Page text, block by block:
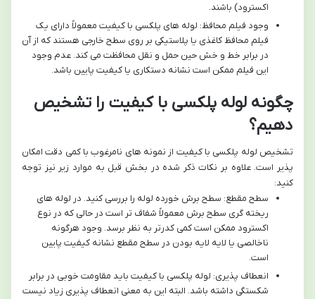
اکسترود) باشند.
وجود فیلم محافظ: لوله های پلکسی با کیفیت معمولاً دارای یک
فیلم محافظ کاغذی یا پلاستیکی بر روی سطح خارجی هستند که از آن
در برابر خط و خش حین حمل و نقل محافظت می کند. عدم وجود
این فیلم ممکن است نشانه دستکاری یا کیفیت پایین باشد.
چگونه لوله پلکسی با کیفیت را تشخیص
دهیم؟
تشخیص لوله پلکسی با کیفیت از نمونه های نامرغوب با کمی دقت امکان
پذیر است. علاوه بر نکات ذکر شده در بخش قبل به موارد زیر نیز توجه
کنید:
سطح مقطع: سطح برش خورده لوله را بررسی کنید. در لوله های
ریخته گری سطح برش معمولاً شفاف تر است در حالی که در نوع
اکسترود ممکن است کمی کدرتر به نظر برسد. وجود هرگونه
ناخالصی یا لایه لایه بودن در سطح مقطع نشانه کیفیت پایین
است.
انعطاف پذیری: لوله پلکسی با کیفیت باید مقاومت خوبی در برابر
شکستگی داشته باشد. البته این به معنی انعطاف پذیری زیاد نیست